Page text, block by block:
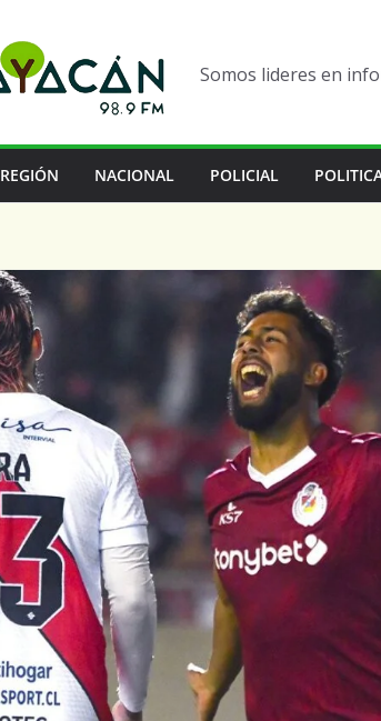
Somos lideres en
REGIÓN NACIONAL POLICIAL